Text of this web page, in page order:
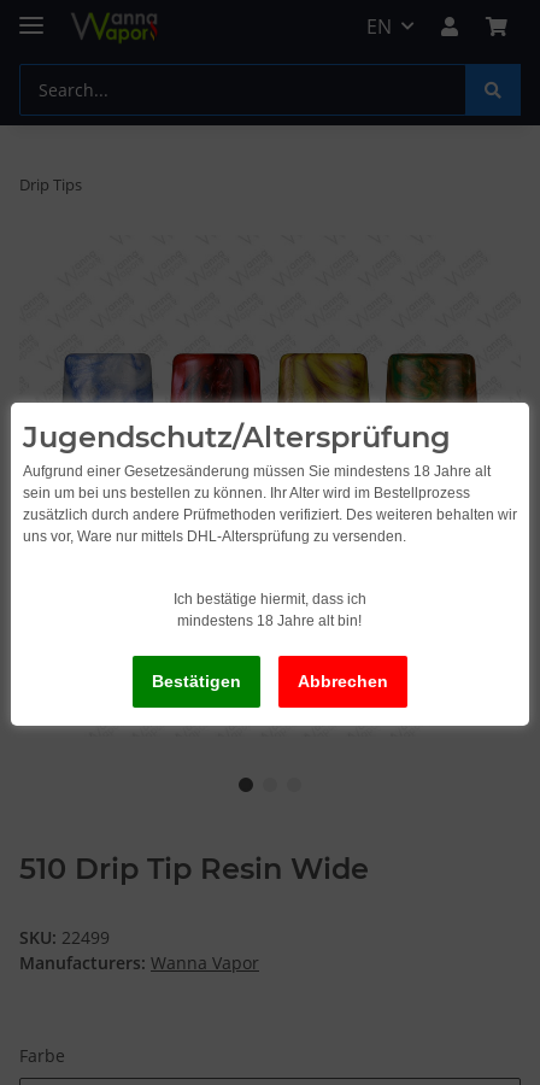
EN
Drip Tips
510 Drip Tip Resin Wide
SKU: 22499
Manufacturers: Wanna Vapor
Farbe
Jugendschutz/Altersprüfung
Aufgrund einer Gesetzesänderung müssen Sie mindestens 18 Jahre alt
sein um bei uns bestellen zu können. Ihr Alter wird im Bestellprozess
zusätzlich durch andere Prüfmethoden verifiziert. Des weiteren behalten wir
uns vor, Ware nur mittels DHL-Altersprüfung zu versenden.
Ich bestätige hiermit, dass ich
mindestens 18 Jahre alt bin!